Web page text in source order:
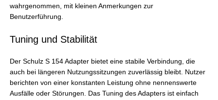
wahrgenommen, mit kleinen Anmerkungen zur
Benutzerführung.
Tuning und Stabilität
Der Schulz S 154 Adapter bietet eine stabile Verbindung, die
auch bei längeren Nutzungssitzungen zuverlässig bleibt. Nutzer
berichten von einer konstanten Leistung ohne nennenswerte
Ausfälle oder Störungen. Das Tuning des Adapters ist einfach